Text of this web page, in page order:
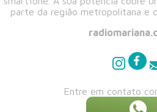
parte da região metropolitana e
Entre em contato